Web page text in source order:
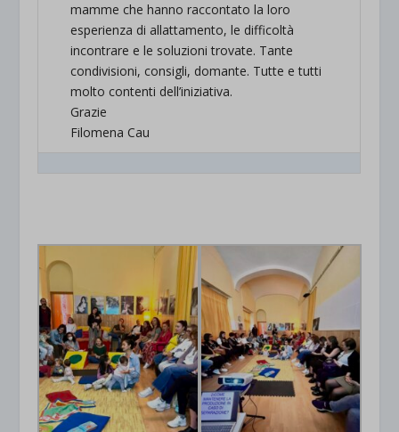
mamme che hanno raccontato la loro
esperienza di allattamento, le difficoltà
incontrare e le soluzioni trovate. Tante
condivisioni, consigli, domante. Tutte e tutti
molto contenti dell’iniziativa.
Grazie
Filomena Cau